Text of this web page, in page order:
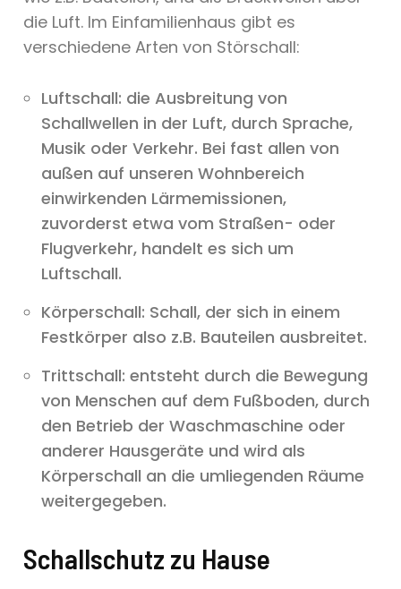
die Luft. Im Einfamilienhaus gibt es
verschiedene Arten von Störschall:
Luftschall: die Ausbreitung von
Schallwellen in der Luft, durch Sprache,
Musik oder Verkehr. Bei fast allen von
außen auf unseren Wohnbereich
einwirkenden Lärmemissionen,
zuvorderst etwa vom Straßen- oder
Flugverkehr, handelt es sich um
Luftschall.
Körperschall: Schall, der sich in einem
Festkörper also z.B. Bauteilen ausbreitet.
Trittschall: entsteht durch die Bewegung
von Menschen auf dem Fußboden, durch
den Betrieb der Waschmaschine oder
anderer Hausgeräte und wird als
Körperschall an die umliegenden Räume
weitergegeben.
Schallschutz zu Hause